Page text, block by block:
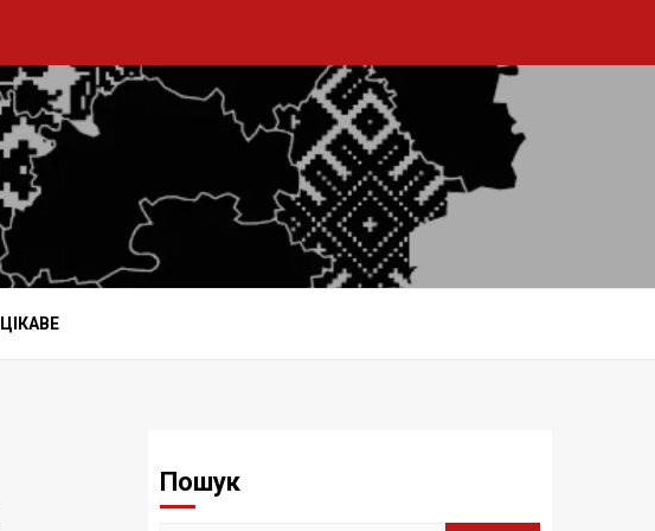
ЦІКАВЕ
Пошук